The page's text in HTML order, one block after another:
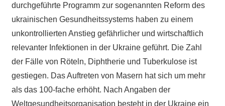
durchgeführte Programm zur sogenannten Reform des
ukrainischen Gesundheitssystems haben zu einem
unkontrollierten Anstieg gefährlicher und wirtschaftlich
relevanter Infektionen in der Ukraine geführt. Die Zahl
der Fälle von Röteln, Diphtherie und Tuberkulose ist
gestiegen. Das Auftreten von Masern hat sich um mehr
als das 100-fache erhöht. Nach Angaben der
Weltgesundheitsorganisation besteht in der Ukraine ein